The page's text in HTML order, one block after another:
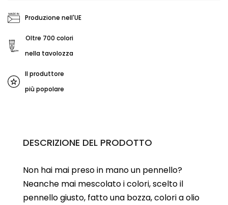
Produzione nell'UE
Oltre 700 colori
nella tavolozza
Il produttore
più popolare
DESCRIZIONE DEL PRODOTTO
Non hai mai preso in mano un pennello?
Neanche mai mescolato i colori, scelto il
pennello giusto, fatto una bozza, colori a olio